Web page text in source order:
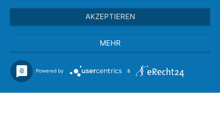
AKZEPTIEREN
MEHR
Powered by &